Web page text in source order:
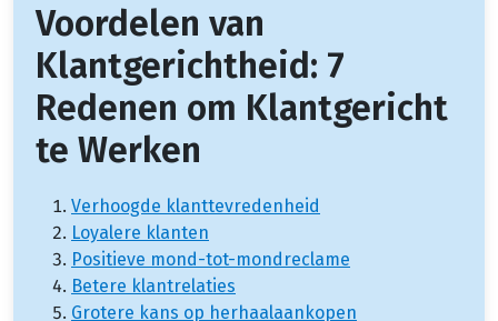
Voordelen van
Klantgerichtheid: 7
Redenen om Klantgericht
te Werken
Verhoogde klanttevredenheid
Loyalere klanten
Positieve mond-tot-mondreclame
Betere klantrelaties
Grotere kans op herhaalaankopen